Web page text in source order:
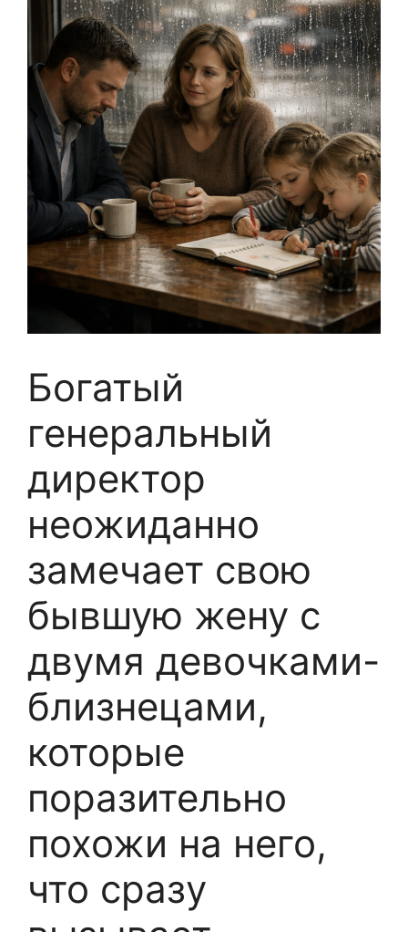
Богатый
генеральный
директор
неожиданно
замечает свою
бывшую жену с
двумя девочками-
близнецами,
которые
поразительно
похожи на него,
что сразу